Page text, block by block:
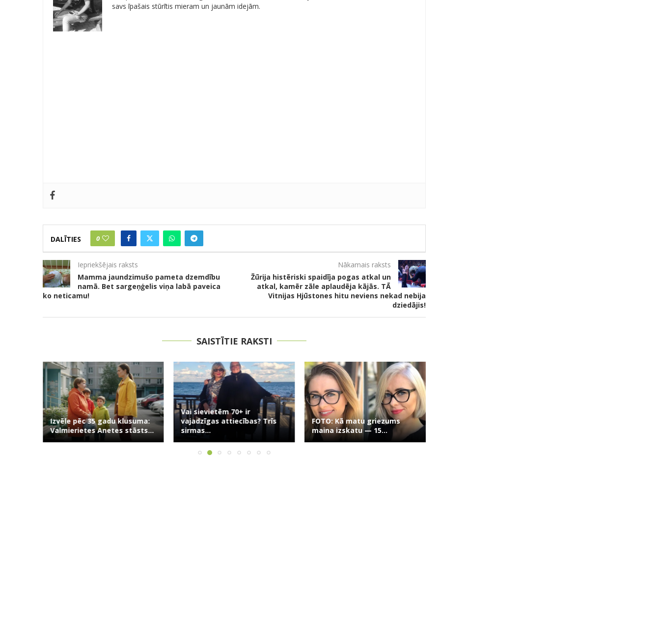
savs īpašais stūrītis mieram un jaunām idejām.
DALĪTIES 0
Iepriekšējais raksts
Mamma jaundzimušo pameta dzemdību
namā. Bet sargeņģelis viņa labā paveica
ko neticamu!
Nākamais raksts
Žūrija histēriski spaidīja pogas atkal un
atkal, kamēr zāle aplaudēja kājās. TĀ
Vitnijas Hjūstones hitu neviens nekad nebija
dziedājis!
SAISTĪTIE RAKSTI
Izvēle pēc 35 gadu klusuma:
Valmierietes Anetes stāsts...
Vai sievietēm 70+ ir
vajadzīgas attiecības? Trīs
sirmas...
FOTO: Kā matu griezums
maina izskatu — 15...